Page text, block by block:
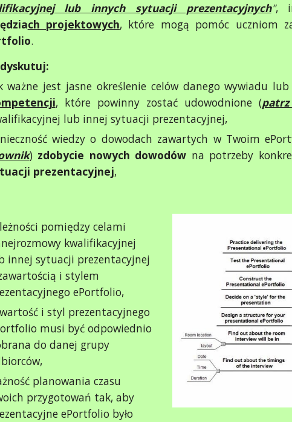
lub innych sytuacji prezentacyjnych",
ch projektowych, które mogą pomóc uczniom
.
ważne jest jasne określenie celów danego wywiadu
, które powinny zostać udowodnione (patrz
lub innej sytuacji prezentacyjnej,
wiedzy o dowodach zawartych w Twoim
) zdobycie nowych dowodów na potrzeby
prezentacyjnej,
pomiędzy celami
kwalifikacyjnej
innej sytuacji prezentacyjnej
i stylem
ePortfolio,
i styl prezentacyjnego
musi być odpowiednio
do danej grupy
planowania czasu
przygotowań tak, aby
ePortfolio było